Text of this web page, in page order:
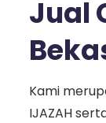
Jual
Kami
IJAZAH